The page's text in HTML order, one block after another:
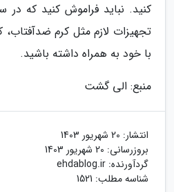
کنید. نباید فراموش کنید که در
تجهیزات لازم مثل کرم
با خود به همراه داشته باشید.
منبع: الی گشت
انتشار: 20 شهریور 1403
بروزرسانی: 20 شهریور 1403
گردآورنده: ehdablog.ir
شناسه مطلب: 1521